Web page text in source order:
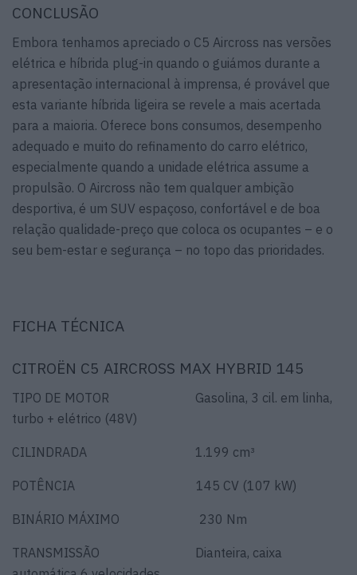
CONCLUSÃO
Embora tenhamos apreciado o C5 Aircross nas versões
elétrica e híbrida plug-in quando o guiámos durante a
apresentação internacional à imprensa, é provável que
esta variante híbrida ligeira se revele a mais acertada
para a maioria. Oferece bons consumos, desempenho
adequado e muito do refinamento do carro elétrico,
especialmente quando a unidade elétrica assume a
propulsão. O Aircross não tem qualquer ambição
desportiva, é um SUV espaçoso, confortável e de boa
relação qualidade-preço que coloca os ocupantes – e o
seu bem-estar e segurança – no topo das prioridades.
FICHA TÉCNICA
CITROËN C5 AIRCROSS MAX HYBRID 145
TIPO DE MOTOR Gasolina, 3 cil. em linha,
turbo + elétrico (48V)
CILINDRADA 1.199 cm³
POTÊNCIA 145 CV (107 kW)
BINÁRIO MÁXIMO 230 Nm
TRANSMISSÃO Dianteira, caixa